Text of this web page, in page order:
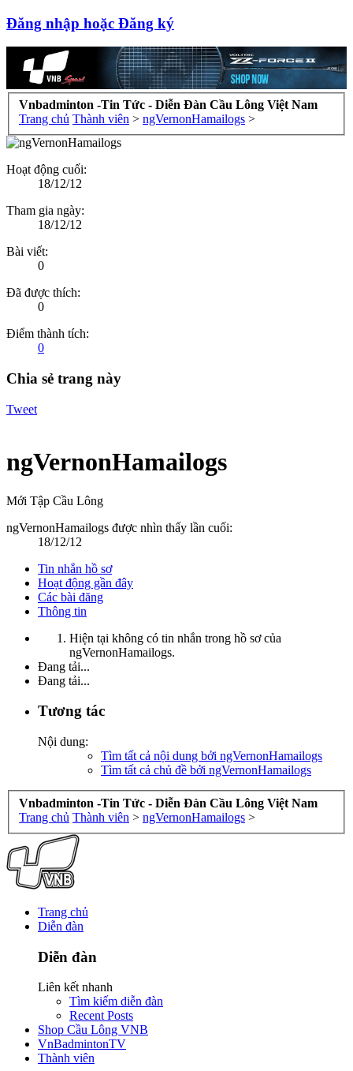
Đăng nhập hoặc Đăng ký
Vnbadminton -Tin Tức - Diễn Đàn Cầu Lông Việt Nam
Trang chủ Thành viên > ngVernonHamailogs >
Hoạt động cuối:
18/12/12
Tham gia ngày:
18/12/12
Bài viết:
0
Đã được thích:
0
Điểm thành tích:
0
Chia sẻ trang này
Tweet
ngVernonHamailogs
Mới Tập Cầu Lông
ngVernonHamailogs được nhìn thấy lần cuối:
18/12/12
Tin nhắn hồ sơ
Hoạt động gần đây
Các bài đăng
Thông tin
Hiện tại không có tin nhắn trong hồ sơ của
ngVernonHamailogs.
Đang tải...
Đang tải...
Tương tác
Nội dung:
Tìm tất cả nội dung bởi ngVernonHamailogs
Tìm tất cả chủ đề bởi ngVernonHamailogs
Vnbadminton -Tin Tức - Diễn Đàn Cầu Lông Việt Nam
Trang chủ Thành viên > ngVernonHamailogs >
Trang chủ
Diễn đàn
Diễn đàn
Liên kết nhanh
Tìm kiếm diễn đàn
Recent Posts
Shop Cầu Lông VNB
VnBadmintonTV
Thành viên